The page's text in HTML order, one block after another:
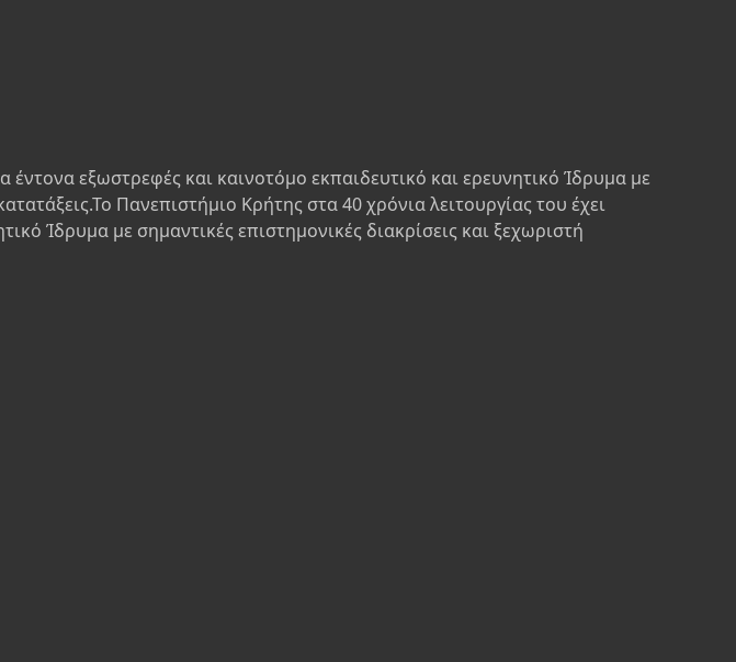
εξωστρεφές και καινοτόμο εκπαιδευτικό και ερευνητικό Ίδρυμα με
Πανεπιστήμιο Κρήτης στα 40 χρόνια λειτουργίας του έχει
Ίδρυμα με σημαντικές επιστημονικές διακρίσεις και ξεχωριστή